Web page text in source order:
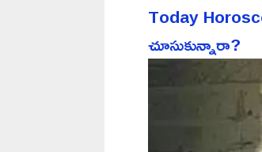
Today
చూసుకున్నారా?